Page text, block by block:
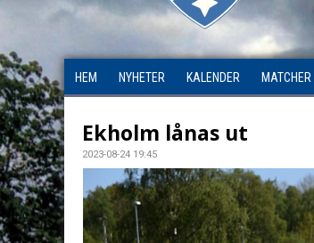
HEM NYHETER KALENDER MATCHER
Ekholm lånas ut
2023-08-24 19:45